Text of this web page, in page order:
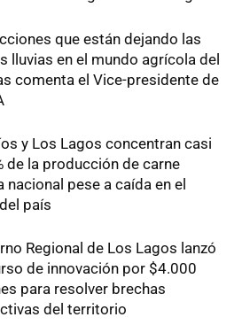
que están dejando las
lluvias en el mundo agrícola del
comenta el Vice-presidente de
y Los Lagos concentran casi
de la producción de carne
nacional pese a caída en el
país
Regional de Los Lagos lanzó
de innovación por $4.000
para resolver brechas
del territorio